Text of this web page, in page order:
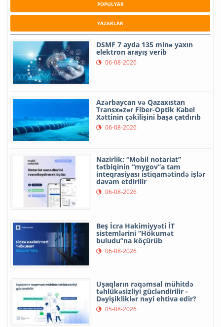
POPULYAR
YAZARLAR
DSMF 7 ayda 135 minə yaxın
elektron arayış verib
06-08-2026
Azərbaycan və Qazaxıstan
Transxəzər Fiber-Optik Kabel
Xəttinin çəkilişini başa çatdırıb
06-08-2026
Nazirlik: “Mobil notariat”
tətbiqinin “mygov”a tam
inteqrasiyası istiqamətində işlər
davam etdirilir
06-08-2026
Beş İcra Hakimiyyəti İT
sistemlərini “Hökumət
buludu”na köçürüb
06-08-2026
Uşaqların rəqəmsal mühitdə
təhlükəsizliyi gücləndirilir -
Dəyişikliklər nəyi ehtiva edir?
05-08-2026